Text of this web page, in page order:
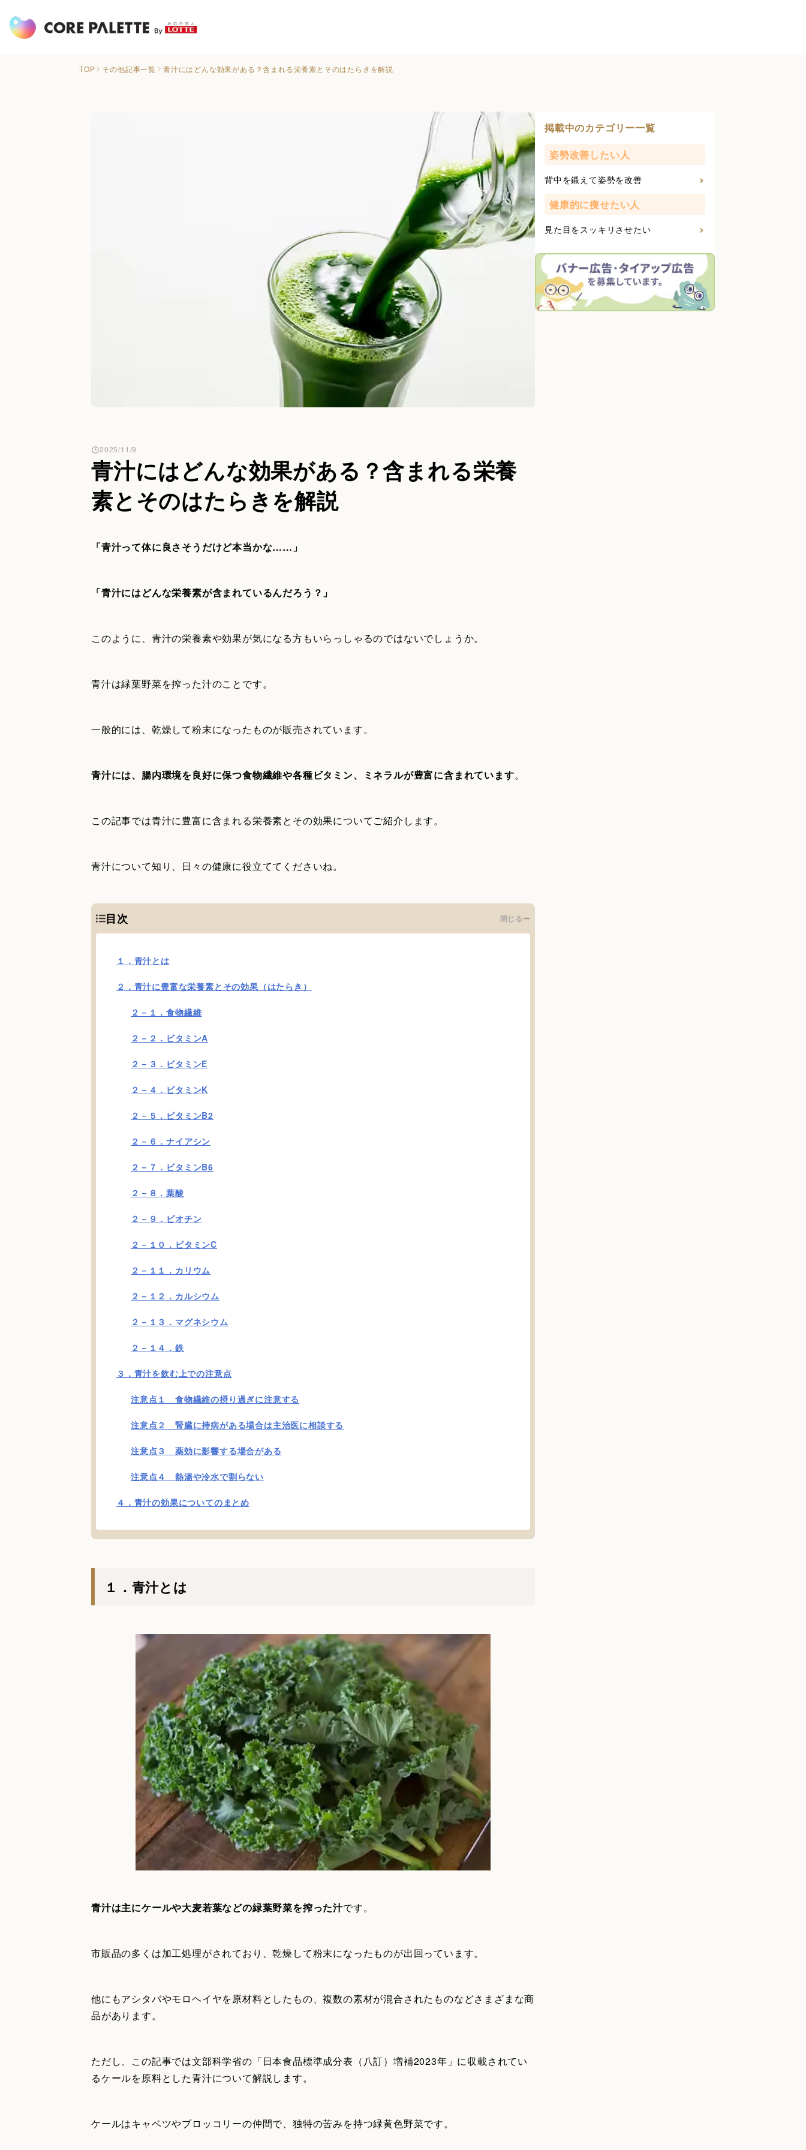
TOP その他記事一覧 青汁にはどんな効果がある？含まれる栄養素とそのはたらきを解説
青汁にはどんな効果がある？含まれる栄養
素とそのはたらきを解説
2025/11/9
「青汁って体に良さそうだけど本当かな……」
「青汁にはどんな栄養素が含まれているんだろう？」
このように、青汁の栄養素や効果が気になる方もいらっしゃるのではないでしょうか。
青汁は緑葉野菜を搾った汁のことです。
一般的には、乾燥して粉末になったものが販売されています。
青汁には、腸内環境を良好に保つ食物繊維や各種ビタミン、ミネラルが豊富に含まれています。
この記事では青汁に豊富に含まれる栄養素とその効果についてご紹介します。
青汁について知り、日々の健康に役立ててくださいね。
目次 閉じる
１．青汁とは
２．青汁に豊富な栄養素とその効果（はたらき）
２－１．食物繊維
２－２．ビタミンA
２－３．ビタミンE
２－４．ビタミンK
２－５．ビタミンB2
２－６．ナイアシン
２－７．ビタミンB6
２－８．葉酸
２－９．ビオチン
２－１０．ビタミンC
２－１１．カリウム
２－１２．カルシウム
２－１３．マグネシウム
２－１４．鉄
３．青汁を飲む上での注意点
注意点１ 食物繊維の摂り過ぎに注意する
注意点２ 腎臓に持病がある場合は主治医に相談する
注意点３ 薬効に影響する場合がある
注意点４ 熱湯や冷水で割らない
４．青汁の効果についてのまとめ
１．青汁とは
青汁は主にケールや大麦若葉などの緑葉野菜を搾った汁です。
市販品の多くは加工処理がされており、乾燥して粉末になったものが出回っています。
他にもアシタバやモロヘイヤを原材料としたもの、複数の素材が混合されたものなどさまざまな商
品があります。
ただし、この記事では文部科学省の「日本食品標準成分表（八訂）増補2023年」に収載されてい
るケールを原料とした青汁について解説します。
ケールはキャベツやブロッコリーの仲間で、独特の苦みを持つ緑黄色野菜です。
掲載中のカテゴリー一覧
姿勢改善したい人
背中を鍛えて姿勢を改善
健康的に痩せたい人
見た目をスッキリさせたい